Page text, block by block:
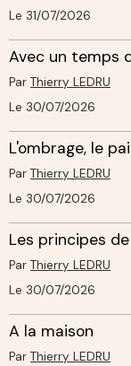
Le 31/07/2026
Avec un temps
Par Thierry LEDRU
Le 30/07/2026
L'ombrage, le
Par Thierry LEDRU
Le 30/07/2026
Les principes
Par Thierry LEDRU
Le 30/07/2026
A la maison
Par Thierry LEDRU